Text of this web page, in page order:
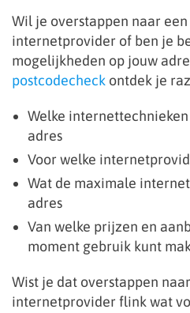
Wil je overstappen naar
internetprovider of ben je
mogelijkheden op jouw
postcodecheck ontdek je
Welke
adres
Voor welke
Wat de maximale
adres
Van welke prijzen en
moment gebruik kunt
Wist je dat overstappen
internetprovider flink wat